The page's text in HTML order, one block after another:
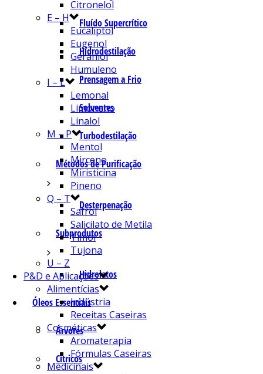
Fluído Supercrítico
Hidrodestilação
Prensagem a Frio
Solventes
Turbodestilação
Métodos de Purificação
Desterpenação
Subprodutos
Hidrolatos
Óleos Essenciais
Árvores
Cítricos
Citronelol
E – H
Eucaliptol
Eugenol
Geraniol
Humuleno
I – L
Lemonal
Limoneno
Linalol
M – P
Mentol
Mirceno
Miristicina
Pineno
Q – T
Safrol
Salicilato de Metila
Timol
Tujona
U – Z
P&D e Aplicações
Alimentícias
Indústria
Receitas Caseiras
Cosméticas
Aromaterapia
Fórmulas Caseiras
Medicinais